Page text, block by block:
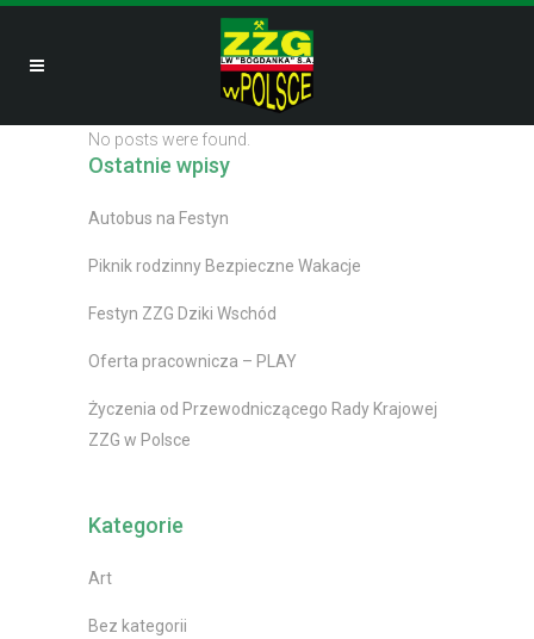
No posts were found.
Ostatnie wpisy
Autobus na Festyn
Piknik rodzinny Bezpieczne Wakacje
Festyn ZZG Dziki Wschód
Oferta pracownicza – PLAY
Życzenia od Przewodniczącego Rady Krajowej
ZZG w Polsce
Kategorie
Art
Bez kategorii